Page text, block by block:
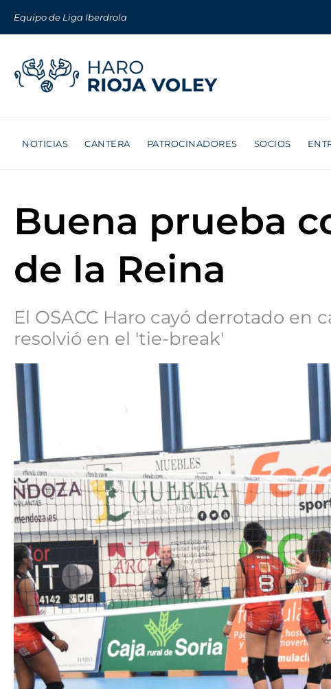
Equipo de Liga Iberdrola
NOTICIAS CANTERA PATROCINADORES SOCIOS
Buena prueba
de la Reina
El OSACC Haro cayó derrotado
resolvió en el 'tie-break'